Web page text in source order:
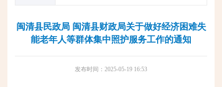
闽清县民政局 闽清县财政局关于做好经济困难失
能老年人等群体集中照护服务工作的通知
发布时间：2025-05-19 16:53